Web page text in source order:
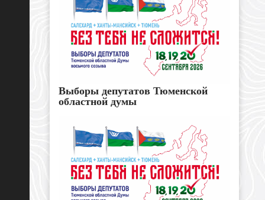
Выборы депутатов Тюменской
областной думы